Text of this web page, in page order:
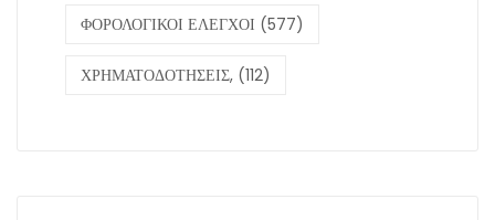
ΦΟΡΟΛΟΓΙΚΟΙ ΕΛΕΓΧΟΙ (577)
ΧΡΗΜΑΤΟΔΟΤΗΣΕΙΣ, (112)